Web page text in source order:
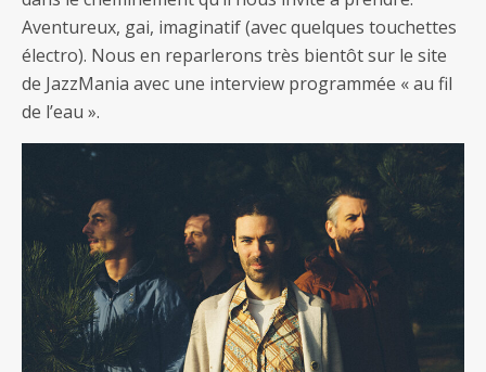
Aventureux, gai, imaginatif (avec quelques touchettes
électro). Nous en reparlerons très bientôt sur le site
de JazzMania avec une interview programmée « au fil
de l’eau ».